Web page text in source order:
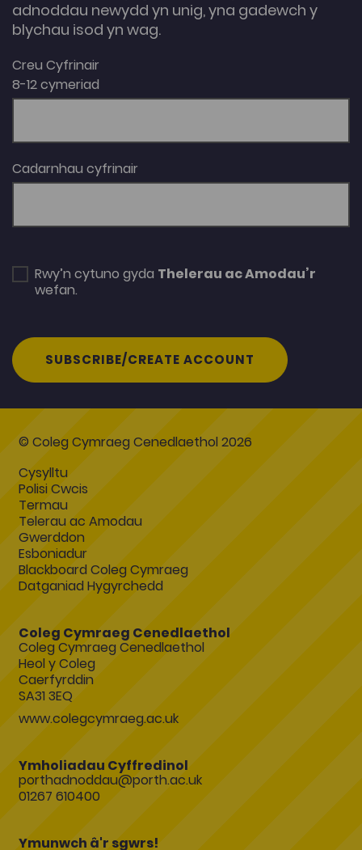
adnoddau newydd yn unig, yna gadewch y
blychau isod yn wag.
Creu Cyfrinair
8-12 cymeriad
Cadarnhau cyfrinair
Rwy’n cytuno gyda Thelerau ac Amodau’r
wefan.
SUBSCRIBE/CREATE ACCOUNT
© Coleg Cymraeg Cenedlaethol 2026
Cysylltu
Polisi Cwcis
Termau
Telerau ac Amodau
Gwerddon
Esboniadur
Blackboard Coleg Cymraeg
Datganiad Hygyrchedd
Coleg Cymraeg Cenedlaethol
Coleg Cymraeg Cenedlaethol
Heol y Coleg
Caerfyrddin
SA31 3EQ
www.colegcymraeg.ac.uk
Ymholiadau Cyffredinol
porthadnoddau@porth.ac.uk
01267 610400
Ymunwch â'r sgwrs!